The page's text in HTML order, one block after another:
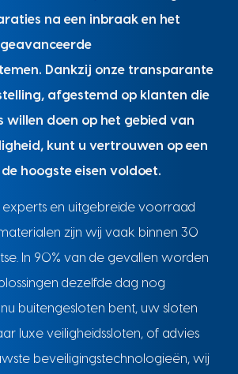
na een inbraak en het
Dankzij onze transparante
afgestemd op klanten die
willen doen op het gebied van
kunt u vertrouwen op een
hoogste eisen voldoet.
en uitgebreide voorraad
zijn wij vaak binnen 30
In 90% van de gevallen worden
dezelfde dag nog
buitengesloten bent, uw sloten
luxe veiligheidssloten, of advies
beveiligingstechnologieën, wij